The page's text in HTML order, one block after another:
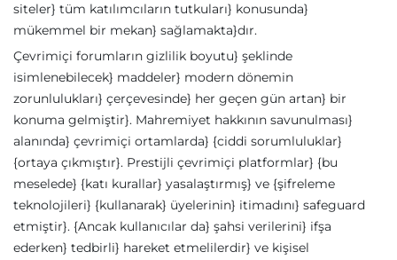
siteler} tüm katılımcıların tutkuları} konusunda}
mükemmel bir mekan} sağlamakta}dır.
Çevrimiçi forumların gizlilik boyutu} şeklinde
isimlenebilecek} maddeler} modern dönemin
zorunlulukları} çerçevesinde} her geçen gün artan} bir
konuma gelmiştir}. Mahremiyet hakkının savunulması}
alanında} çevrimiçi ortamlarda} {ciddi sorumluluklar}
{ortaya çıkmıştır}. Prestijli çevrimiçi platformlar} {bu
meselede} {katı kurallar} yasalaştırmış} ve {şifreleme
teknolojileri} {kullanarak} üyelerinin} itimadını} safeguard
etmiştir}. {Ancak kullanıcılar da} şahsi verilerini} ifşa
ederken} tedbirli} hareket etmelilerdir} ve kişisel